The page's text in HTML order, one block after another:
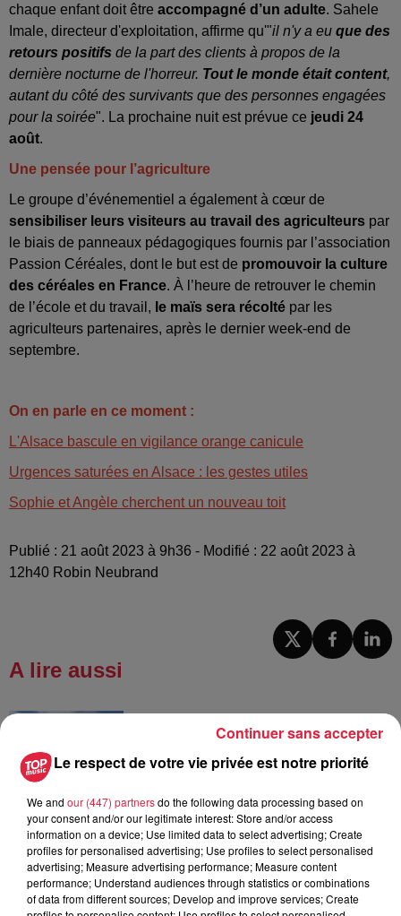
chaque enfant doit être accompagné d’un adulte. Sahele
Imale, directeur d'exploitation, affirme qu'"il n'y a eu que des
retours positifs de la part des clients à propos de la
dernière nocturne de l'horreur. Tout le monde était content,
autant du côté des survivants que des personnes engagées
pour la soirée". La prochaine nuit est prévue ce jeudi 24
août.
Une pensée pour l’agriculture
Le groupe d’événementiel a également à cœur de
sensibiliser leurs visiteurs au travail des agriculteurs par
le biais de panneaux pédagogiques fournis par l’association
Passion Céréales, dont le but est de promouvoir la culture
des céréales en France. À l’heure de retrouver le chemin
de l’école et du travail, le maïs sera récolté par les
agriculteurs partenaires, après le dernier week-end de
septembre.
On en parle en ce moment :
L'Alsace bascule en vigilance orange canicule
Urgences saturées en Alsace : les gestes utiles
Sophie et Angèle cherchent un nouveau toit
Publié : 21 août 2023 à 9h36 - Modifié : 22 août 2023 à
12h40 Robin Neubrand
A lire aussi
Les sentiers poussettes de la Vallée
de Villé
6 août 2026
À Hoerdt, de l’eau brune sort des
robinets
Le respect de votre vie privée est notre priorité
We and our (447) partnersdo the following data processing based on
your consent and/or our legitimate interest: Store and/or access
information on a device; Use limited data to select advertising; Create
profiles for personalised advertising; Use profiles to select personalised
advertising; Measure advertising performance; Measure content
performance; Understand audiences through statistics or combinations
of data from different sources; Develop and improve services; Create
Continuer sans accepter